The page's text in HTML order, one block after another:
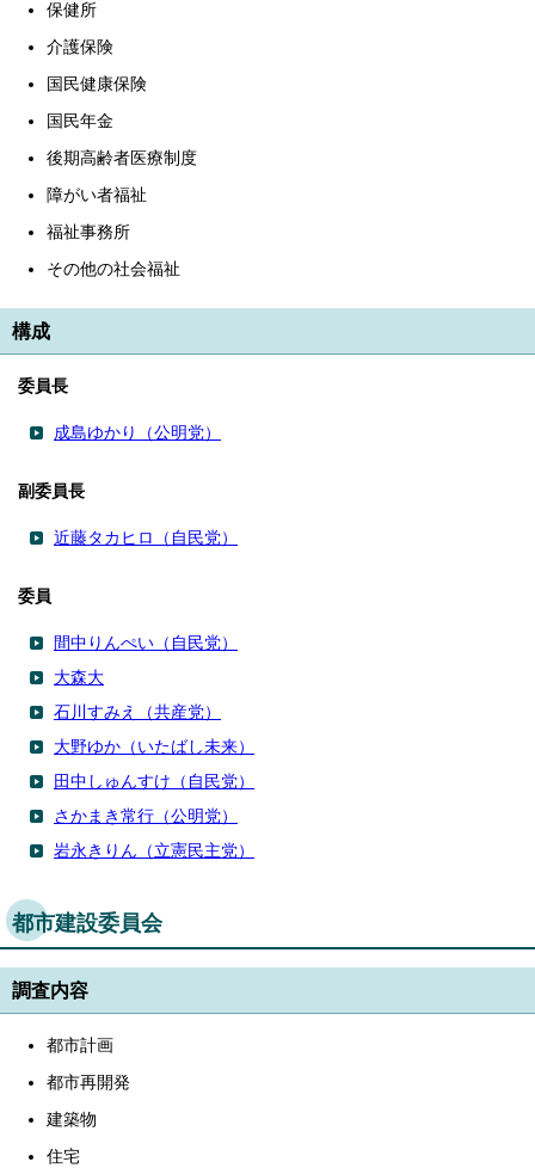
保健所
介護保険
国民健康保険
国民年金
後期高齢者医療制度
障がい者福祉
福祉事務所
その他の社会福祉
構成
委員長
成島ゆかり（公明党）
副委員長
近藤タカヒロ（自民党）
委員
間中りんぺい（自民党）
大森大
石川すみえ（共産党）
大野ゆか（いたばし未来）
田中しゅんすけ（自民党）
さかまき常行（公明党）
岩永きりん（立憲民主党）
都市建設委員会
調査内容
都市計画
都市再開発
建築物
住宅